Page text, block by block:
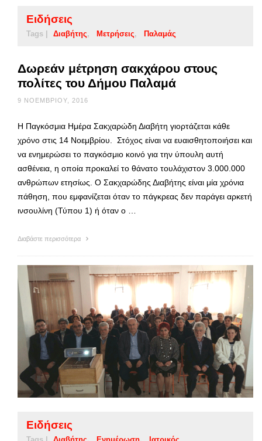
Ειδήσεις
Tags | Διαβήτης Μετρήσεις Παλαμάς
Δωρεάν μέτρηση σακχάρου στους
πολίτες του Δήμου Παλαμά
9 ΝΟΕΜΒΡΊΟΥ, 2016
Η Παγκόσμια Ημέρα Σακχαρώδη Διαβήτη γιορτάζεται κάθε
χρόνο στις 14 Νοεμβρίου. Στόχος είναι να ευαισθητοποιήσει και
να ενημερώσει το παγκόσμιο κοινό για την ύπουλη αυτή
ασθένεια, η οποία προκαλεί το θάνατο τουλάχιστον 3.000.000
ανθρώπων ετησίως. Ο Σακχαρώδης Διαβήτης είναι μία χρόνια
πάθηση, που εμφανίζεται όταν το πάγκρεας δεν παράγει αρκετή
ινσουλίνη (Τύπου 1) ή όταν ο …
Διαβάστε περισσότερα
Ειδήσεις